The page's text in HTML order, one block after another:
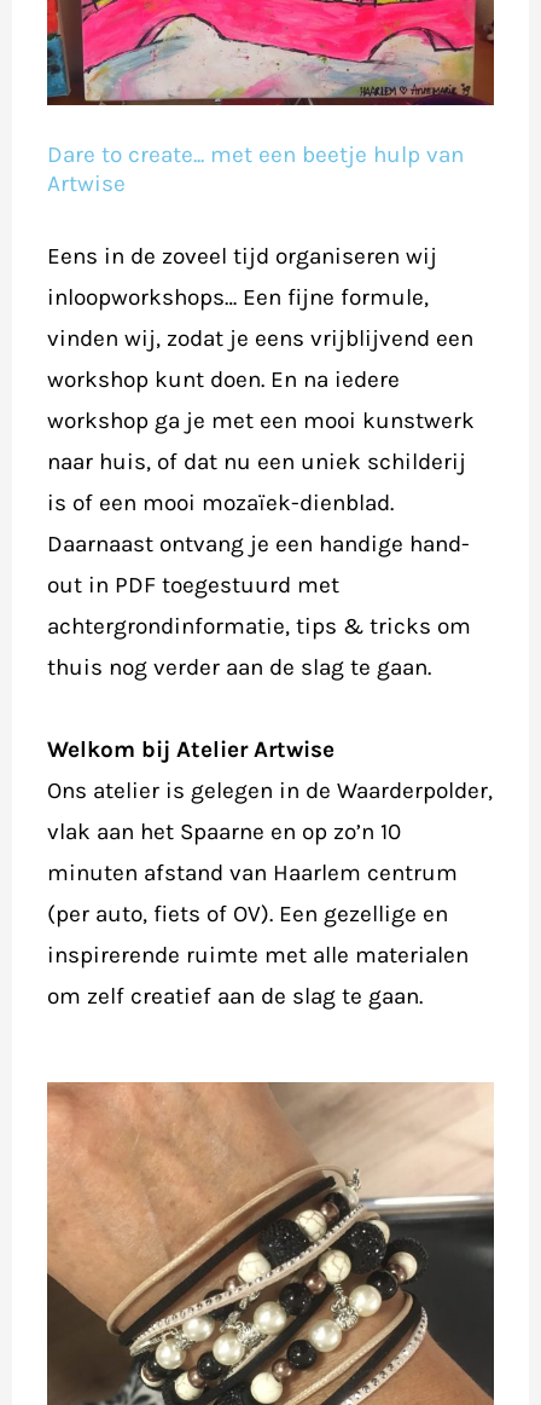
Dare to create... met een beetje hulp van
Artwise
Eens in de zoveel tijd organiseren wij
inloopworkshops… Een fijne formule,
vinden wij, zodat je eens vrijblijvend een
workshop kunt doen. En na iedere
workshop ga je met een mooi kunstwerk
naar huis, of dat nu een uniek schilderij
is of een mooi mozaïek-dienblad.
Daarnaast ontvang je een handige hand-
out in PDF toegestuurd met
achtergrondinformatie, tips & tricks om
thuis nog verder aan de slag te gaan.
Welkom bij Atelier Artwise
Ons atelier is gelegen in de Waarderpolder,
vlak aan het Spaarne en op zo’n 10
minuten afstand van Haarlem centrum
(per auto, fiets of OV). Een gezellige en
inspirerende ruimte met alle materialen
om zelf creatief aan de slag te gaan.